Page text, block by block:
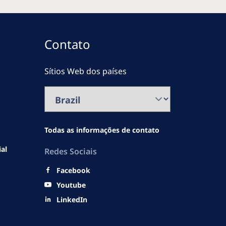
Contato
Sítios Web dos países
Todas as informações de contato
Redes Sociais
Facebook
Youtube
LinkedIn